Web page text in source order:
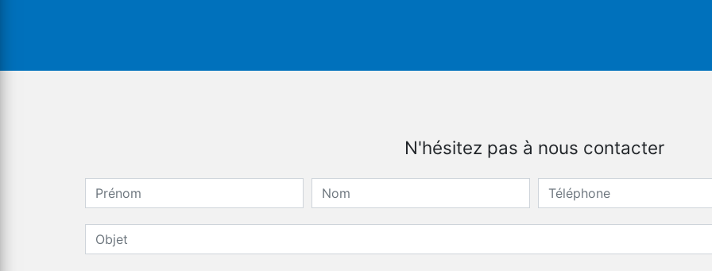
N'hésitez pas à nous contacter